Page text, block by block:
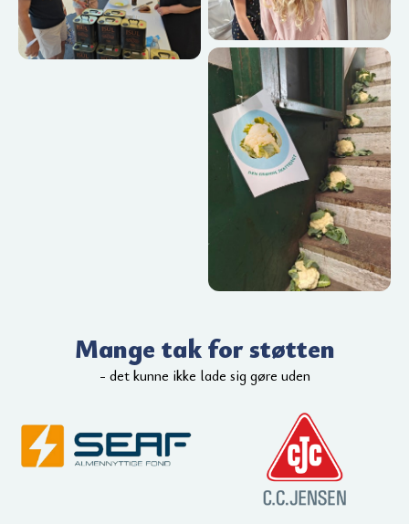
Mange tak for støtten
- det kunne ikke lade sig gøre uden